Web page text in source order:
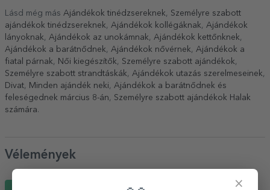
Lásd még más Ajándékok tinédzsereknek, Személyre szabott
ajándékok tinédzsereknek, Ajándékok kollégáknak, Ajándékok
lányoknak, Ajándékok az unokámnak, Ajándékok kettőnknek,
Ajándékok a barátnődnek, Ajándékok nővérnek, Ajándékok a
fiatal párnak, Női kiegészítők, Személyre szabott ajándékok,
Személyre szabott strandtáskák, Ajándékok utazás szerelmeseinek,
Divat, Minden ajándék neki, Ajándékok a barátnődnek és
feleségednek március 8-án, Személyre szabott ajándékok Halak
számára.
Vélemények
×